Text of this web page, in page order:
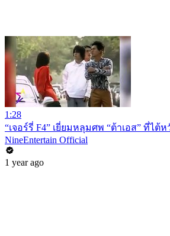
1:28
“เจอร์รี่ F4” เยี่ยมหลุมศพ “ต้าเอส” ที่ไต้
NineEntertain Official
1 year ago